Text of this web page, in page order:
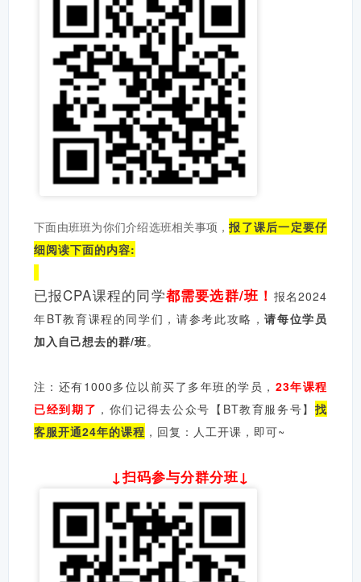
下面由班班为你们介绍选班相关事项，报了课后一定要仔
细阅读下面的内容:
已报CPA课程的同学都需要选群/班！ 报名2024
年BT教育课程的同学们， 请参考此攻略，请每位学员
加入自己想去的群/班。
注：还有1000多位以前买了多年班的学员， 23年课程
已经到期了 ，你们记得去公众号【BT教育服务号】找
客服开通24年的课程 ，回复：人工开课，即可~
↓扫码参与分群分班↓